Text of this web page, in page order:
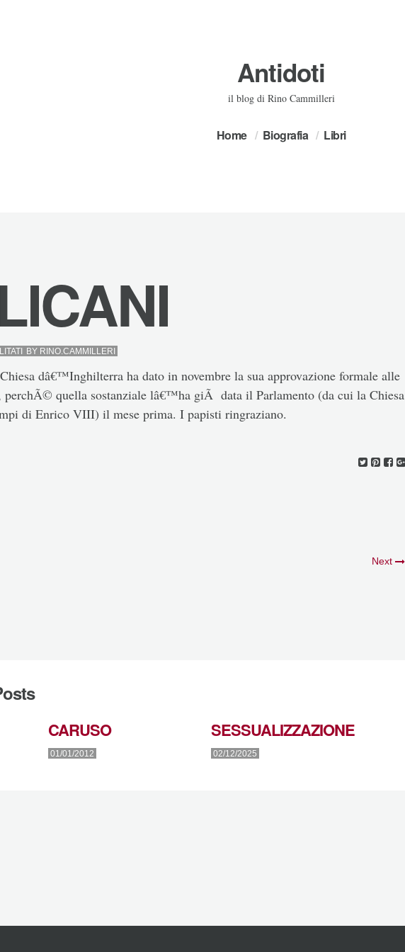
Antidoti
il blog di Rino Cammilleri
Home Biografia Libri
SUBY RINO.CAMMILLERI
dâ€™Inghilterra ha dato in novembre la sua approvazione formale alle
perchÃ© quella sostanziale lâ€™ha giÃ data il Parlamento (da cui la Chiesa
di Enrico VIII) il mese prima. I papisti ringraziano.
Next
CARUSO
01/01/2012
SESSUALIZZAZIONE
02/12/2025